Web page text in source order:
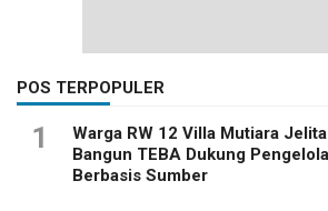
POS TERPOPULER
1
Warga RW 12 Villa Mutiara
Bangun TEBA Dukung
Berbasis Sumber